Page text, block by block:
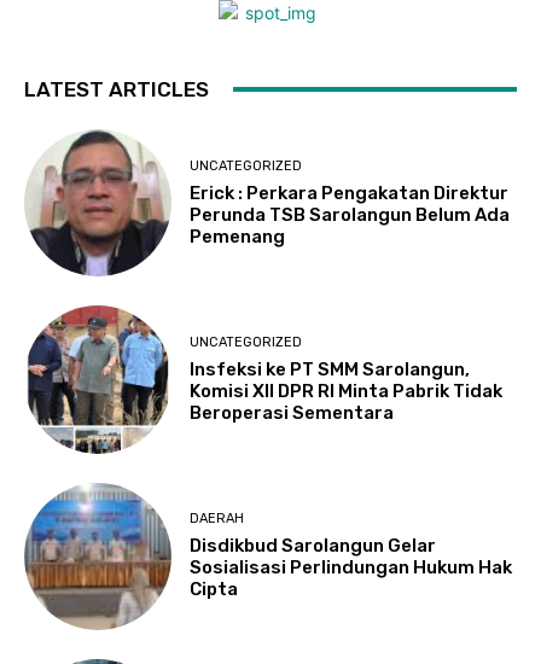
LATEST ARTICLES
UNCATEGORIZED
Erick : Perkara Pengakatan Direktur
Perunda TSB Sarolangun Belum Ada
Pemenang
UNCATEGORIZED
Insfeksi ke PT SMM Sarolangun,
Komisi XII DPR RI Minta Pabrik Tidak
Beroperasi Sementara
DAERAH
Disdikbud Sarolangun Gelar
Sosialisasi Perlindungan Hukum Hak
Cipta